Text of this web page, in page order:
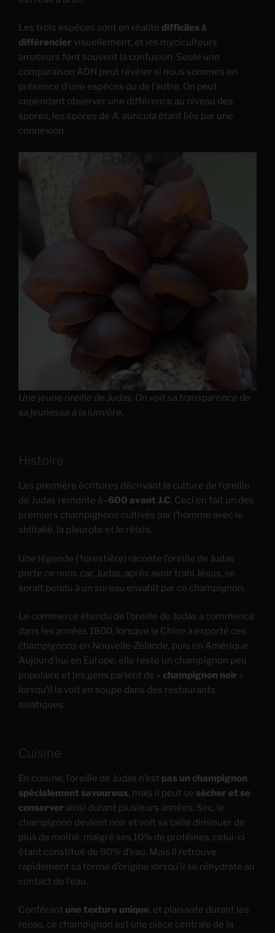
Les trois espèces sont en réalité difficiles à
différencier visuellement, et les myciculteurs
amateurs font souvent la confusion. Seule une
comparaison ADN peut révéler si nous sommes en
présence d’une espèces ou de l’autre. On peut
cependant observer une différence au niveau des
spores, les spores de A. auricula étant liés par une
connexion.
Une jeune oreille de Judas. On voit sa transparence de
sa jeunesse à la lumière.
Histoire
Les première écritures décrivant la culture de l’oreille
de Judas remonte à -600 avant J.C. Ceci en fait un des
premiers champignons cultivés par l’homme avec le
shiitaké, la pleurote et le réishi.
Une légende ( forestière) raconte l’oreille de Judas
porte ce nom, car, Judas, après avoir trahi Jésus, se
serait pendu à un sureau envahit par ce champignon.
Le commerce étendu de l’oreille de Judas a commencé
dans les années 1800, lorsque la Chine a exporté ces
champignons en Nouvelle-Zélande, puis en Amérique.
Aujourd’hui en Europe, elle reste un champignon peu
populaire et les gens parlent de « champignon noir »
lorsqu’il la voit en soupe dans des restaurants
asiatiques.
Cuisine
En cuisine, l’oreille de Judas n’est pas un champignon
spécialement savoureux, mais il peut se sécher et se
conserver ainsi durant plusieurs années. Sec, le
champignon devient noir et voit sa taille diminuer de
plus de moitié, malgré ses 10% de protéines, celui-ci
étant constitué de 90% d’eau. Mais il retrouve
rapidement sa forme d’origine lorsqu’il se réhydrate au
contact de l’eau.
Conférant une texture unique, et plaisante durant les
repas, ce champignon est une pièce centrale de la